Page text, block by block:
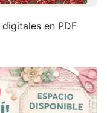
en PDF